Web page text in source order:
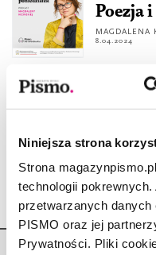
Niniejsza strona
Strona
technologii pokrewnych.
przetwarzanych
PISMO oraz jej
Prywatności. Pliki
Poezja
MAGDALENA
8.04.2024
WIERSZ
Wiersz